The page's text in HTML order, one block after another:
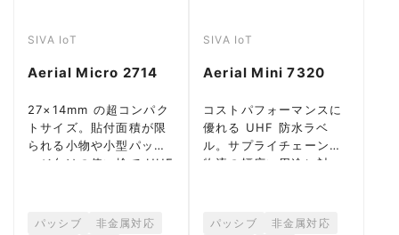
SIVA IoT
Aerial Micro 2714
27×14mm の超コンパク
トサイズ。貼付面積が限
られる小物や小型パッケ
ージ向けの使い捨て UHF
パッシブ
非金属対応
SIVA IoT
Aerial Mini 7320
コストパフォーマンスに
優れる UHF 防水ラベ
ル。サプライチェーン・
物流の幅広い用途に対
パッシブ
非金属対応